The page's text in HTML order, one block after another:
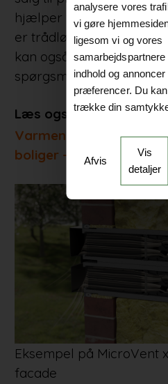
hjælper vi med
er trådløst og
kan også altid kontakte
spørgsmål, siger Lasse
Læs også:
Varmen er et stigende
boliger – hvad er
Eksempel på MicroVent
facade
analysere vores
vi gøre
ligesom vi og vores
indhold og
præferencer. Du
trække din
Afvis
Vis
detaljer